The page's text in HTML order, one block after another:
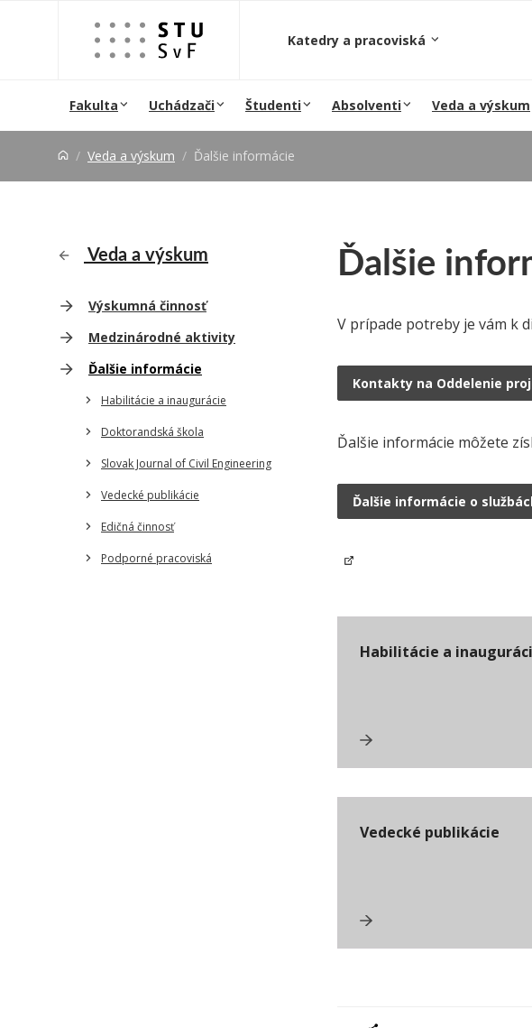
Katedry a pracoviská
Fakulta Uchádzači Študenti Absolventi Veda a výskum
Veda a výskum Ďalšie informácie
Veda a výskum
Výskumná činnosť
Medzinárodné aktivity
Ďalšie informácie
Habilitácie a inaugurácie
Doktorandská škola
Slovak Journal of Civil Engineering
Vedecké publikácie
Edičná činnosť
Podporné pracoviská
Ďalšie
V prípade potreby je vám k
Kontakty na Oddelenie
Ďalšie informácie môžete
Ďalšie informácie o
Habilitácie a
Vedecké publikácie